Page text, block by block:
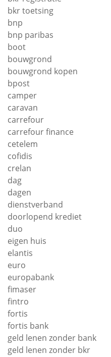
bkr toetsing
bnp
bnp paribas
boot
bouwgrond
bouwgrond kopen
bpost
camper
caravan
carrefour
carrefour finance
cetelem
cofidis
crelan
dag
dagen
dienstverband
doorlopend krediet
duo
eigen huis
elantis
euro
europabank
fimaser
fintro
fortis
fortis bank
geld lenen zonder bank
geld lenen zonder bkr